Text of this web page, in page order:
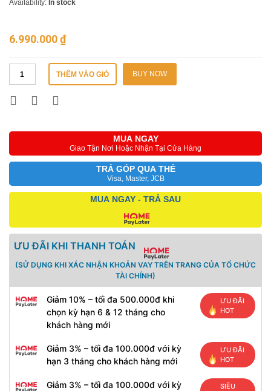
Availability: In stock
6.990.000₫
THÊM VÀO GIỎ BUY NOW
MUA NGAY
Giao Tận Nơi Hoặc Nhận Tại Cửa Hàng
TRẢ GÓP QUA THẺ
Visa, Master, JCB
MUA NGAY - TRẢ SAU
ƯU ĐÃI KHI THANH TOÁN
(SỬ DỤNG KHI XÁC NHẬN KHOẢN VAY TRÊN TRANG CỦA TỔ CHỨC
TÀI CHÍNH)
Giảm 10% – tối đa 500.000đ khi
chọn kỳ hạn 6 & 12 tháng cho
khách hàng mới
ƯU ĐÃI
HOT
Giảm 3% – tối đa 100.000đ với kỳ
hạn 3 tháng cho khách hàng mới
ƯU ĐÃI
HOT
Giảm 3% – tối đa 100.000đ với kỳ
SIÊU